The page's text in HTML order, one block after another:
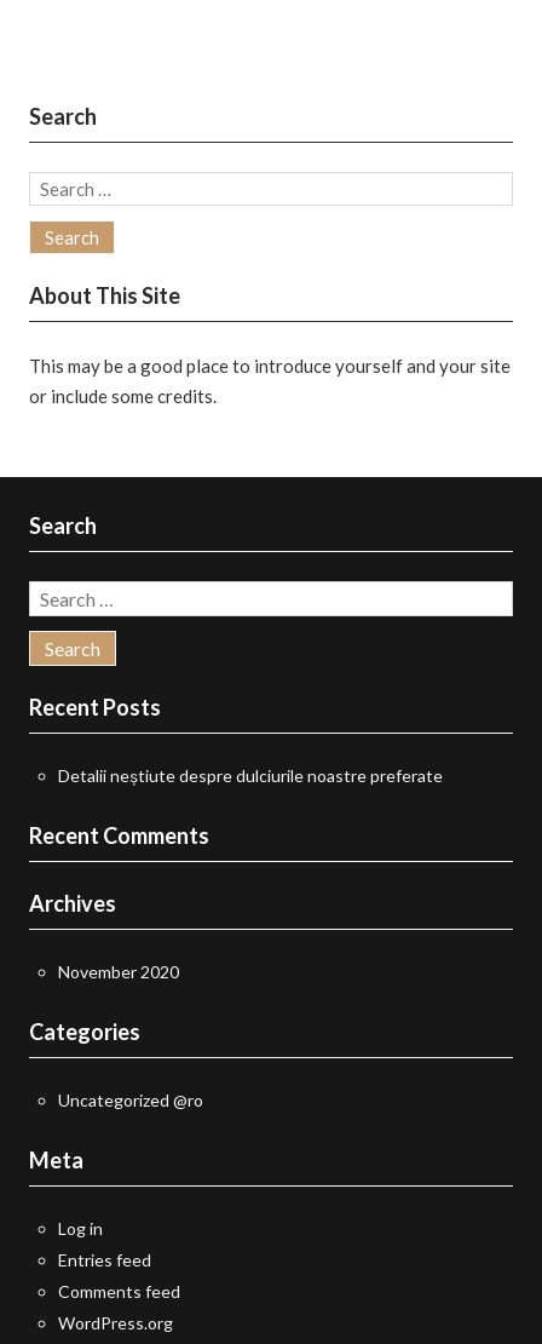
Search
Search
About This Site
This may be a good place to introduce yourself and your site
or include some credits.
Search
Search
for:
Recent Posts
Detalii neștiute despre dulciurile noastre preferate
Recent Comments
Archives
November 2020
Categories
Uncategorized @ro
Meta
Log in
Entries feed
Comments feed
WordPress.org